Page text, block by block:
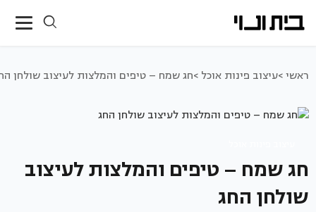
ראשי >עיצוב פינות אוכל >חג שמח – טיפים והמלצות לעיצוב שולחן
חג שמח – טיפים והמלצות לעיצוב
שולחן החג